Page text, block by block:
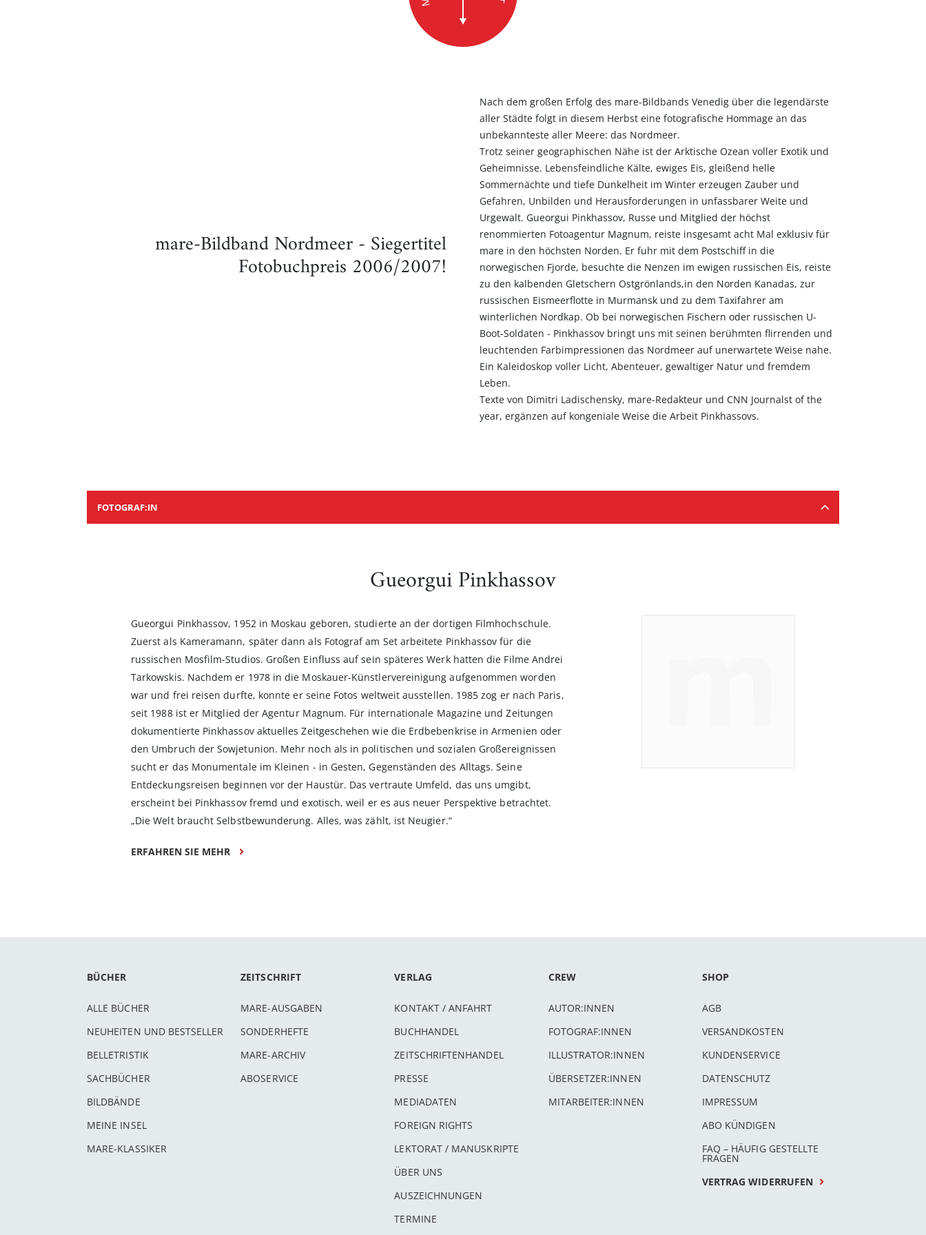
mare-Bildband Nordmeer - Siegertitel
Fotobuchpreis 2006/2007!
Nach dem großen Erfolg des mare-Bildbands Venedig über die legendärste
aller Städte folgt in diesem Herbst eine fotografische Hommage an das
unbekannteste aller Meere: das Nordmeer.
Trotz seiner geographischen Nähe ist der Arktische Ozean voller Exotik und
Geheimnisse. Lebensfeindliche Kälte, ewiges Eis, gleißend helle
Sommernächte und tiefe Dunkelheit im Winter erzeugen Zauber und
Gefahren, Unbilden und Herausforderungen in unfassbarer Weite und
Urgewalt. Gueorgui Pinkhassov, Russe und Mitglied der höchst
renommierten Fotoagentur Magnum, reiste insgesamt acht Mal exklusiv für
mare in den höchsten Norden. Er fuhr mit dem Postschiff in die
norwegischen Fjorde, besuchte die Nenzen im ewigen russischen Eis, reiste
zu den kalbenden Gletschern Ostgrönlands,in den Norden Kanadas, zur
russischen Eismeerflotte in Murmansk und zu dem Taxifahrer am
winterlichen Nordkap. Ob bei norwegischen Fischern oder russischen U-
Boot-Soldaten - Pinkhassov bringt uns mit seinen berühmten flirrenden und
leuchtenden Farbimpressionen das Nordmeer auf unerwartete Weise nahe.
Ein Kaleidoskop voller Licht, Abenteuer, gewaltiger Natur und fremdem
Leben.
Texte von Dimitri Ladischensky, mare-Redakteur und CNN Journalst of the
year, ergänzen auf kongeniale Weise die Arbeit Pinkhassovs.
FOTOGRAF:IN
Gueorgui Pinkhassov
Gueorgui Pinkhassov, 1952 in Moskau geboren, studierte an der dortigen Filmhochschule.
Zuerst als Kameramann, später dann als Fotograf am Set arbeitete Pinkhassov für die
russischen Mosfilm-Studios. Großen Einfluss auf sein späteres Werk hatten die Filme Andrei
Tarkowskis. Nachdem er 1978 in die Moskauer-Künstlervereinigung aufgenommen worden
war und frei reisen durfte, konnte er seine Fotos weltweit ausstellen. 1985 zog er nach Paris,
seit 1988 ist er Mitglied der Agentur Magnum. Für internationale Magazine und Zeitungen
dokumentierte Pinkhassov aktuelles Zeitgeschehen wie die Erdbebenkrise in Armenien oder
den Umbruch der Sowjetunion. Mehr noch als in politischen und sozialen Großereignissen
sucht er das Monumentale im Kleinen - in Gesten, Gegenständen des Alltags. Seine
Entdeckungsreisen beginnen vor der Haustür. Das vertraute Umfeld, das uns umgibt,
erscheint bei Pinkhassov fremd und exotisch, weil er es aus neuer Perspektive betrachtet.
„Die Welt braucht Selbstbewunderung. Alles, was zählt, ist Neugier.“
ERFAHREN SIE MEHR
BÜCHER
ALLE BÜCHER
NEUHEITEN UND BESTSELLER
BELLETRISTIK
SACHBÜCHER
BILDBÄNDE
MEINE INSEL
MARE-KLASSIKER
ZEITSCHRIFT
MARE-AUSGABEN
SONDERHEFTE
MARE-ARCHIV
ABOSERVICE
VERLAG
KONTAKT / ANFAHRT
BUCHHANDEL
ZEITSCHRIFTENHANDEL
PRESSE
MEDIADATEN
FOREIGN RIGHTS
LEKTORAT / MANUSKRIPTE
ÜBER UNS
AUSZEICHNUNGEN
TERMINE
CREW
AUTOR:INNEN
FOTOGRAF:INNEN
ILLUSTRATOR:INNEN
ÜBERSETZER:INNEN
MITARBEITER:INNEN
SHOP
AGB
VERSANDKOSTEN
KUNDENSERVICE
DATENSCHUTZ
IMPRESSUM
ABO KÜNDIGEN
FAQ – HÄUFIG GESTELLTE
FRAGEN
VERTRAG WIDERRUFEN